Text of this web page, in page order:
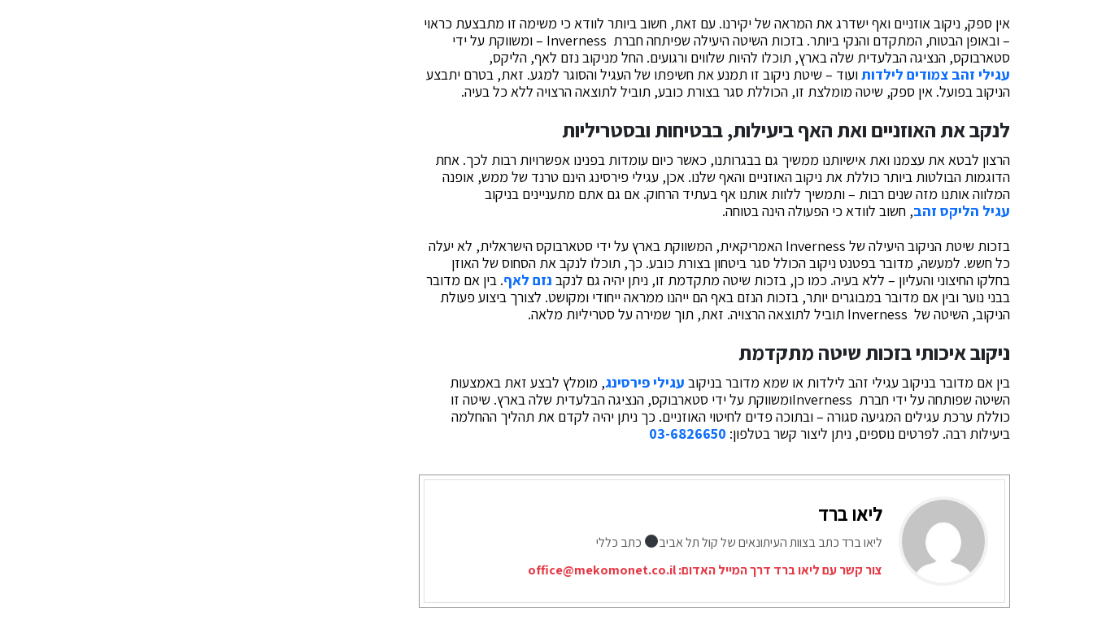
אין ספק, ניקוב אוזניים ואף ישדרג את המראה של יקירנו. עם זאת, חשוב ביותר לוודא כי משימה זו מתבצעת כראוי
– ובאופן הבטוח, המתקדם והנקי ביותר. בזכות השיטה היעילה שפיתחה חברת Inverness – ומשווקת על ידי
סטארבוקס, הנציגה הבלעדית שלה בארץ, תוכלו להיות שלווים ורגועים. החל מניקוב נזם לאף, הליקס,
עגילי זהב צמודים לילדותועוד – שיטת ניקוב זו תמנע את חשיפתו של העגיל והסוגר למגע. זאת, בטרם יתבצע
הניקוב בפועל. אין ספק, שיטה מומלצת זו, הכוללת סגר בצורת כובע, תוביל לתוצאה הרצויה ללא כל בעיה.
לנקב את האוזניים ואת האף ביעילות, בבטיחות ובסטריליות
הרצון לבטא את עצמנו ואת אישיותנו ממשיך גם בבגרותנו, כאשר כיום עומדות בפנינו אפשרויות רבות לכך. אחת
הדוגמות הבולטות ביותר כוללת את ניקוב האוזניים והאף שלנו. אכן, עגילי פירסינג הינם טרנד של ממש, אופנה
המלווה אותנו מזה שנים רבות – ותמשיך ללוות אותנו אף בעתיד הרחוק. אם גם אתם מתעניינים בניקוב
עגיל הליקס זהב, חשוב לוודא כי הפעולה הינה בטוחה.
בזכות שיטת הניקוב היעילה של Inverness האמריקאית, המשווקת בארץ על ידי סטארבוקס הישראלית, לא יעלה
כל חשש. למעשה, מדובר בפטנט ניקוב הכולל סגר ביטחון בצורת כובע. כך, תוכלו לנקב את הסחוס של האוזן
בחלקו החיצוני והעליון – ללא בעיה. כמו כן, בזכות שיטה מתקדמת זו, ניתן יהיה גם לנקב נזם לאף. בין אם מדובר
בבני נוער ובין אם מדובר במבוגרים יותר, בזכות הנזם באף הם ייהנו ממראה ייחודי ומקושט. לצורך ביצוע פעולת
הניקוב, השיטה של Inverness תוביל לתוצאה הרצויה. זאת, תוך שמירה על סטריליות מלאה.
ניקוב איכותי בזכות שיטה מתקדמת
בין אם מדובר בניקוב עגילי זהב לילדות או שמא מדובר בניקוב עגילי פירסינג, מומלץ לבצע זאת באמצעות
השיטה שפותחה על ידי חברת Invernessומשווקת על ידי סטארבוקס, הנציגה הבלעדית שלה בארץ. שיטה זו
כוללת ערכת עגילים המגיעה סגורה – ובתוכה פדים לחיטוי האוזניים. כך ניתן יהיה לקדם את תהליך ההחלמה
ביעילות רבה. לפרטים נוספים, ניתן ליצור קשר בטלפון: 03-6826650
ליאו ברד
ליאו ברד כתב בצוות העיתונאים של קול תל אביב
כתב כללי
צור קשר עם ליאו ברד דרך המייל האדום:office@mekomonet.co.il